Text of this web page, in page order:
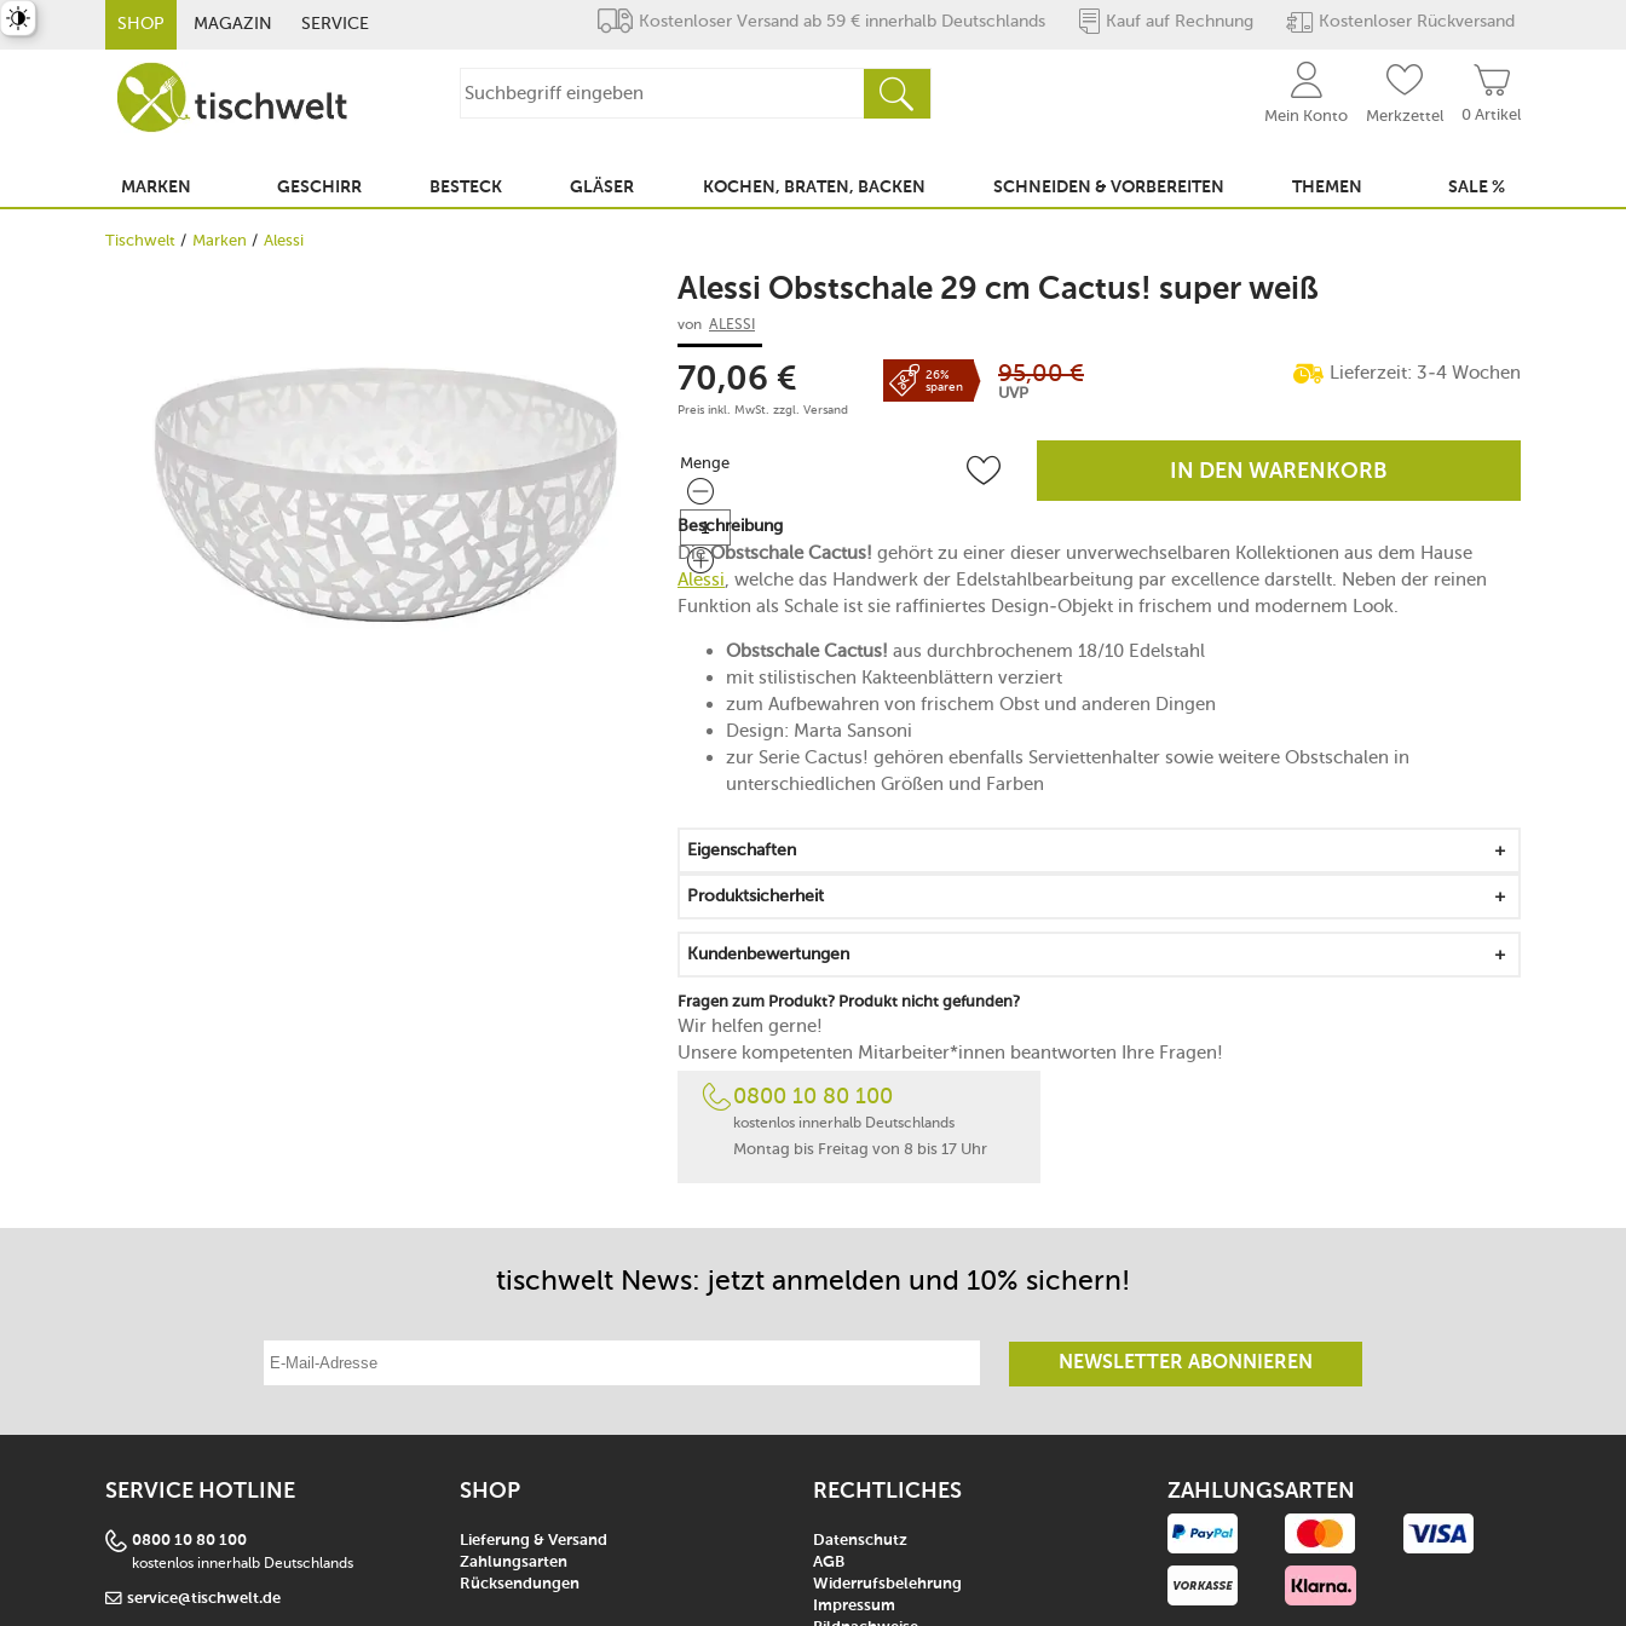
SHOP MAGAZIN SERVICE Kostenloser Versand ab 59 € innerhalb Deutschlands Kauf auf Rechnung Kostenloser Rückversand
0 Artikel
Mein Konto Merkzettel
MARKEN GESCHIRR BESTECK GLÄSER KOCHEN, BRATEN, BACKEN SCHNEIDEN & VORBEREITEN THEMEN SALE %
Tischwelt Marken Alessi
Alessi Obstschale 29 cm Cactus! super weiß
von ALESSI
70,06 €
Preis inkl. MwSt. zzgl. Versand
26%
sparen
95,00 €
UVP
Lieferzeit: 3-4 Wochen
Menge
Menge IN DEN WARENKORB
Beschreibung
DieObstschale Cactus! gehört zu einer dieser unverwechselbaren Kollektionen aus dem Hause
Alessi, welche das Handwerk der Edelstahlbearbeitung par excellence darstellt. Neben der reinen
Funktion als Schale ist sie raffiniertes Design-Objekt in frischem und modernem Look.
Obstschale Cactus! aus durchbrochenem 18/10 Edelstahl
mit stilistischen Kakteenblättern verziert
zum Aufbewahren von frischem Obst und anderen Dingen
Design: Marta Sansoni
zur Serie Cactus! gehören ebenfalls Serviettenhalter sowie weitere Obstschalen in
unterschiedlichen Größen und Farben
Eigenschaften
Produktsicherheit
Kundenbewertungen
Fragen zum Produkt? Produkt nicht gefunden?
Wir helfen gerne!
Unsere kompetenten Mitarbeiter*innen beantworten Ihre Fragen!
0800 10 80 100
kostenlos innerhalb Deutschlands
Montag bis Freitag von 8 bis 17 Uhr
tischwelt News: jetzt anmelden und 10% sichern!
E-Mail-Adresse eintragen
NEWSLETTER ABONNIEREN
SERVICE HOTLINE
0800 10 80 100
kostenlos innerhalb Deutschlands
service@tischwelt.de
SHOP
Lieferung & Versand
Zahlungsarten
Rücksendungen
RECHTLICHES
Datenschutz
AGB
Widerrufsbelehrung
Impressum
ZAHLUNGSARTEN
umschalten